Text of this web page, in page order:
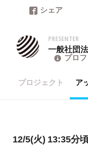
シェア
PRESENTER
一般社団
プロ
プロジェクト ア
12/5(火) 13:35分